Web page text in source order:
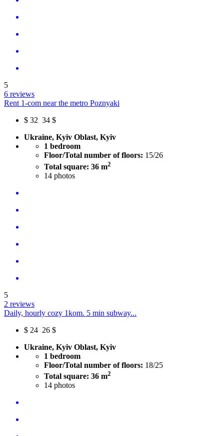
5
6 reviews
Rent 1-com near the metro Poznyaki
$ 32 34 $
Ukraine, Kyiv Oblast, Kyiv
1 bedroom
Floor/Total number of floors: 15/26
Total square: 36 m2
14 photos
5
2 reviews
Daily, hourly cozy 1kom. 5 min subway...
$ 24 26 $
Ukraine, Kyiv Oblast, Kyiv
1 bedroom
Floor/Total number of floors: 18/25
Total square: 36 m2
14 photos